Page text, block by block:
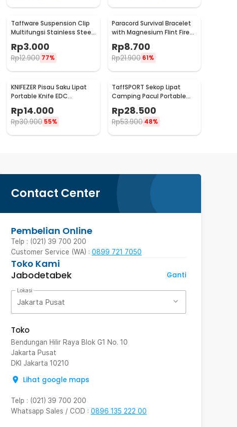
Taffware Suspension Clip
Multifungsi Stainless Steel
with Key Ring - SN61
Rp3.000
Rp12.900 77%
Paracord Survival Bracelet
with Magnesium Flint Fire
Starter - IMSK03
Rp8.700
Rp21.900 61%
KNIFEZER Pisau Saku Lipat
Portable Knife EDC
CS-ZDD01
Rp14.000
Rp30.900 55%
TaffSPORT Sekop Lipat
Camping Pacul Portable
Tactical Survival 40cm - 101
Rp28.500
Rp53.900 48%
Contact Center
Pembelian Online
Telp : (021) 39 700 200
Customer Service (WA) : 0899 721 7050
Toko Kami
Jabodetabek
Ganti
Lokasi
Jakarta Pusat
Toko
Bendungan Hilir Raya Blok G1 No. 10
Jakarta Pusat
DKI Jakarta 10210
Lihat google maps
Telp : (021) 39 700 200
Whatsapp Sales / COD : 0896 135 222 00